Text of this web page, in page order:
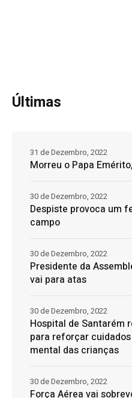
Últimas
Morreu o Papa
31 de Dezembro, 2022
Despiste provoca um
campo
30 de Dezembro, 2022
Presidente da
vai para atas
30 de Dezembro, 2022
Hospital de Santarém
para reforçar
mental das crianças
30 de Dezembro, 2022
Força Aérea vai
30 de Dezembro, 2022